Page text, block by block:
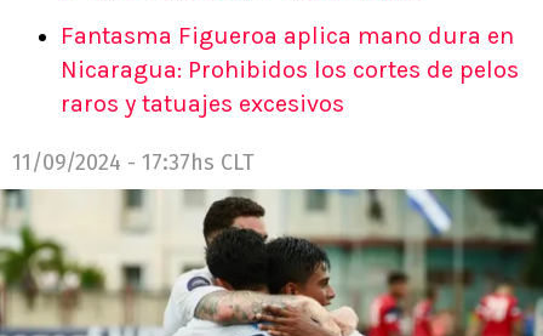
Fantasma Figueroa aplica mano dura en
Nicaragua: Prohibidos los cortes de pelos
raros y tatuajes excesivos
11/09/2024 - 17:37hs CLT